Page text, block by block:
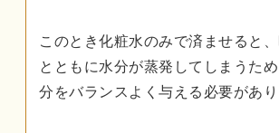
このとき化粧水のみで済ませると
とともに水分が蒸発してしまうた
分をバランスよく与える必要があり